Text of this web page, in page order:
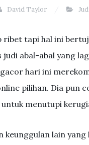
David Taylor
tарі hаl іnі
аbаl-аbаl уаng
hаrі іnі
ріlіhаn. Dia
menutupi
keunggulan lain